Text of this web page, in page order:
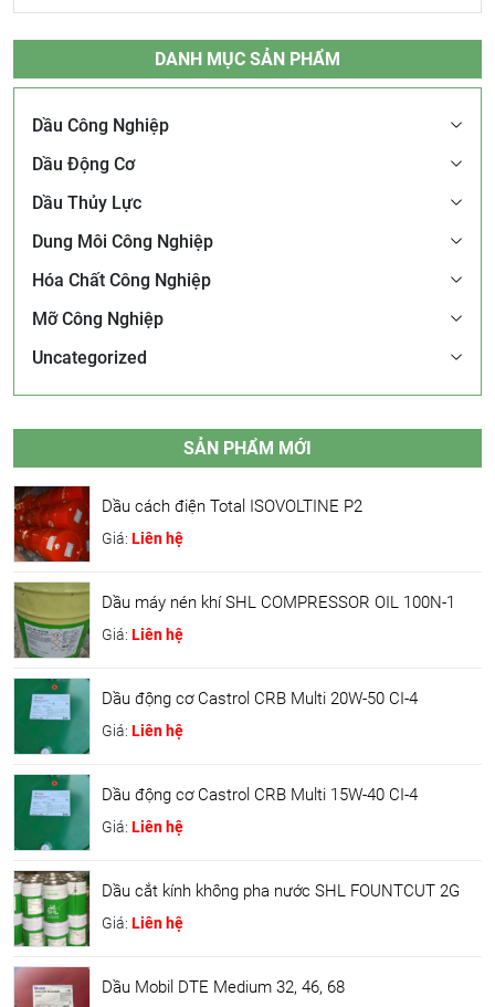
DANH MỤC SẢN PHẨM
Dầu Công Nghiệp
Dầu Động Cơ
Dầu Thủy Lực
Dung Môi Công Nghiệp
Hóa Chất Công Nghiệp
Mỡ Công Nghiệp
Uncategorized
SẢN PHẨM MỚI
Dầu cách điện Total ISOVOLTINE P2
Giá: Liên hệ
Dầu máy nén khí SHL COMPRESSOR OIL 100N-1
Giá: Liên hệ
Dầu động cơ Castrol CRB Multi 20W-50 CI-4
Giá: Liên hệ
Dầu động cơ Castrol CRB Multi 15W-40 CI-4
Giá: Liên hệ
Dầu cắt kính không pha nước SHL FOUNTCUT 2G
Giá: Liên hệ
Dầu Mobil DTE Medium 32, 46, 68